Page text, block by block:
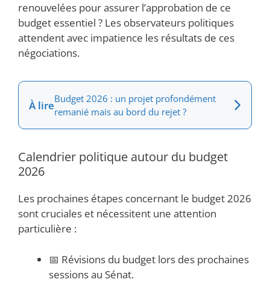
renouvelées pour assurer l’approbation de ce
budget essentiel ? Les observateurs politiques
attendent avec impatience les résultats de ces
négociations.
À lireBudget 2026 : un projet profondément
remanié mais au bord du rejet ?
Calendrier politique autour du budget
2026
Les prochaines étapes concernant le budget 2026
sont cruciales et nécessitent une attention
particulière :
📅 Révisions du budget lors des prochaines
sessions au Sénat.